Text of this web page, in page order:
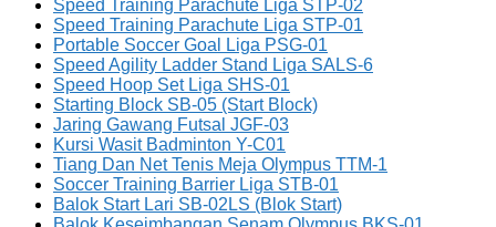
Speed Training Parachute Liga STP-02
Speed Training Parachute Liga STP-01
Portable Soccer Goal Liga PSG-01
Speed Agility Ladder Stand Liga SALS-6
Speed Hoop Set Liga SHS-01
Starting Block SB-05 (Start Block)
Jaring Gawang Futsal JGF-03
Kursi Wasit Badminton Y-C01
Tiang Dan Net Tenis Meja Olympus TTM-1
Soccer Training Barrier Liga STB-01
Balok Start Lari SB-02LS (Blok Start)